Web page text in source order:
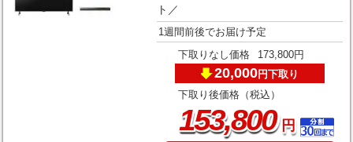
ト／
1週間前後でお届け予定
下取りなし価格 173,800円
20,000円下取り
下取り後価格（税込）
153,800円